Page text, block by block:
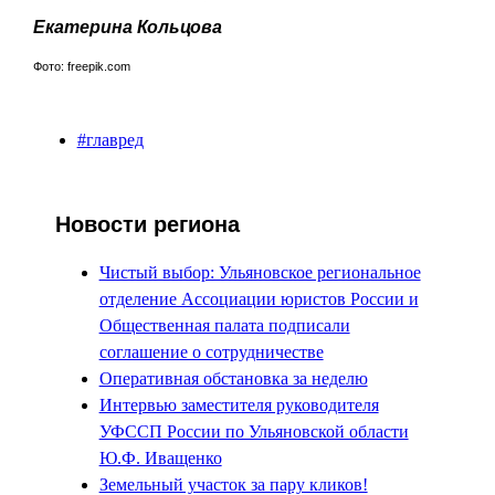
Екатерина Кольцова
Фото: freepik.com
#главред
Новости региона
Чистый выбор: Ульяновское региональное
отделение Ассоциации юристов России и
Общественная палата подписали
соглашение о сотрудничестве
Оперативная обстановка за неделю
Интервью заместителя руководителя
УФССП России по Ульяновской области
Ю.Ф. Иващенко
Земельный участок за пару кликов!